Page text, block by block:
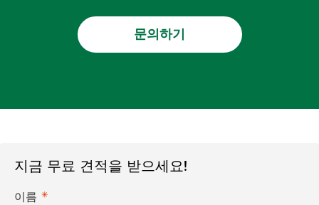
문의하기
지금 무료 견적을 받으세요!
이름